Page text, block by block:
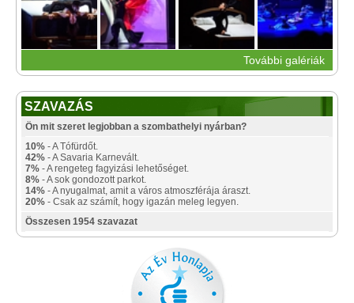
További galériák
SZAVAZÁS
Ön mit szeret legjobban a szombathelyi nyárban?
10% - A Tófürdőt.
42% - A Savaria Karnevált.
7% - A rengeteg fagyizási lehetőséget.
8% - A sok gondozott parkot.
14% - A nyugalmat, amit a város atmoszférája áraszt.
20% - Csak az számít, hogy igazán meleg legyen.
Összesen 1954 szavazat